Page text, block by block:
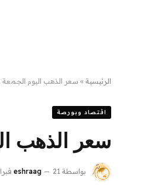
الرئيسية » سعر الذهب اليوم الجمعة 21 فبراير 2025 في الكويت.. عيار 21 بـ25.375 درهم
اقتصاد وبورصة
سعر الذهب اليوم الجمعة 21 فبراير
بواسطة eshraag 21 فبراير، 2025